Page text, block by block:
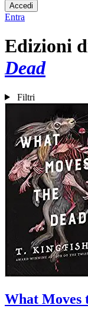
Accedi
Entra
Edizioni
Dead
Filtri
What Moves